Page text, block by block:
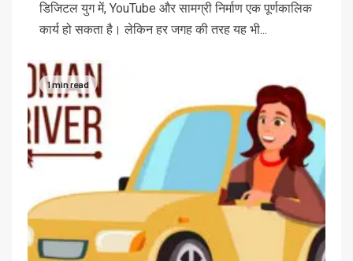
डिजिटल युग में, YouTube और सामग्री निर्माण एक पूर्णकालिक
कार्य हो सकता है। लेकिन हर जगह की तरह यह भी...
1 min read